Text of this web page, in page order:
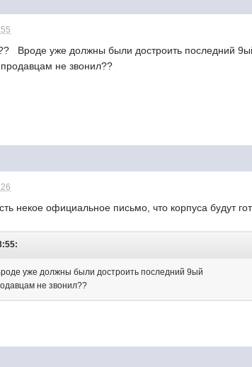
уже должны были достроить последний
не звонил??
некое официальное письмо, что корпуса будут
уже должны были достроить последний 9ый
не звонил??